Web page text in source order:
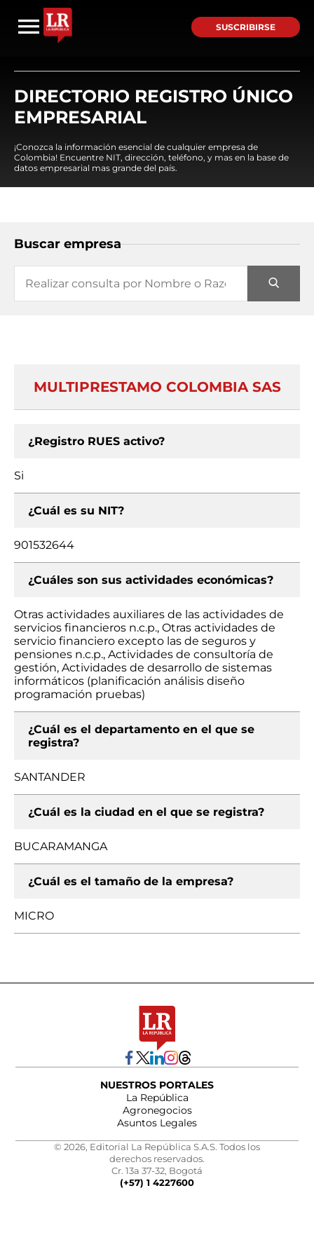
SUSCRIBIRSE
DIRECTORIO REGISTRO ÚNICO
EMPRESARIAL
¡Conozca la información esencial de cualquier empresa de
Colombia! Encuentre NIT, dirección, teléfono, y mas en la base de
datos empresarial mas grande del país.
Buscar empresa
MULTIPRESTAMO COLOMBIA SAS
¿Registro RUES activo?
Si
¿Cuál es su NIT?
901532644
¿Cuáles son sus actividades económicas?
Otras actividades auxiliares de las actividades de
servicios financieros n.c.p., Otras actividades de
servicio financiero excepto las de seguros y
pensiones n.c.p., Actividades de consultoría de
gestión, Actividades de desarrollo de sistemas
informáticos (planificación análisis diseño
programación pruebas)
¿Cuál es el departamento en el que se
registra?
SANTANDER
¿Cuál es la ciudad en el que se registra?
BUCARAMANGA
¿Cuál es el tamaño de la empresa?
MICRO
NUESTROS PORTALES
La República
Agronegocios
Asuntos Legales
© 2026, Editorial La República S.A.S. Todos los
derechos reservados.
Cr. 13a 37-32, Bogotá
(+57) 1 4227600